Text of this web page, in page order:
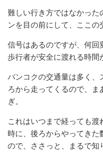
難しい行き方ではなかった
ンを目の前にして、ここの
信号はあるのですが、何回
歩行者が安全に渡れる時間
バンコクの交通量は多く、
ろから走ってくるので、
ぎ。
これはいつまで経っても
時に、後ろからやってきた
ので、ささっと、まるで知